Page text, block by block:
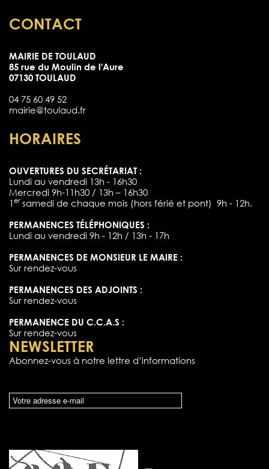
CONTACT
MAIRIE DE TOULAUD
85 rue du Moulin de l'Aure
07130 TOULAUD
04 75 60 49 52
mairie@toulaud.fr
HORAIRES
OUVERTURES DU SECRÉTARIAT :
Lundi au vendredi 13h - 16h30
Mercredi 9h-11h30 / 13h – 16h30
1 ersamedi de chaque mois (hors férié et pont) 9h - 12h.
PERMANENCES TÉLÉPHONIQUES :
Lundi au vendredi 9h - 12h / 13h - 17h
PERMANENCES DE MONSIEUR LE MAIRE :
Sur rendez-vous
PERMANENCES DES ADJOINTS :
Sur rendez-vous
PERMANENCE DU C.C.A.S :
Sur rendez-vous
NEWSLETTER
Abonnez-vous à notre lettre d’informations